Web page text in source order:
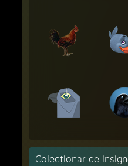
Colecționar de